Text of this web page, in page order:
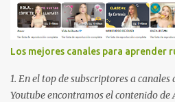
Los mejores canales para aprender
1. En el top de subscriptores a
Youtube encontramos el contenido de